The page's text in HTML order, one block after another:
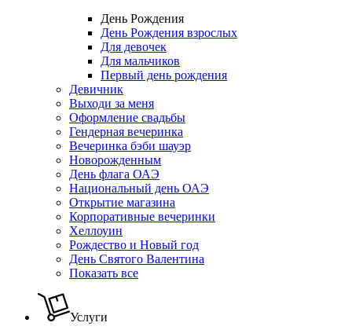
День Рождения
День Рождения взрослых
Для девочек
Для мальчиков
Первый день рождения
Девичник
Выходи за меня
Оформление свадьбы
Гендерная вечеринка
Вечеринка бэби шауэр
Новорожденным
День флага ОАЭ
Национальный день ОАЭ
Открытие магазина
Корпоративные вечеринки
Хеллоуин
Рождество и Новый год
День Святого Валентина
Показать все
Услуги